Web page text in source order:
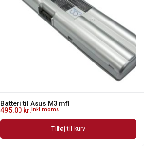
Batteri til Asus M3 mfl
495.00 kr.inkl moms
Tilføj til kurv